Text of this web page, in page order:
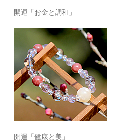
開運「お金と調和」
開運「健康と美」